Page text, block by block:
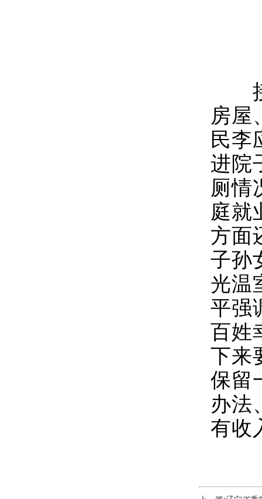
接
房屋
民李
进院
厕情
庭就
方面
子孙
光温
平强
百姓
下来
保留
办法
有收